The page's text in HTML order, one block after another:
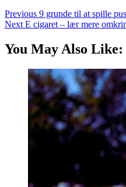
Previous 9 grunde til at spille
Next E cigaret – lær mere
You May Also Like: